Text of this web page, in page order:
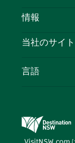
ッ
クッキーに関
目的地
イベント
情報
旅行情報
NSWでのビジ
当社のサイト
デスティネー
言語